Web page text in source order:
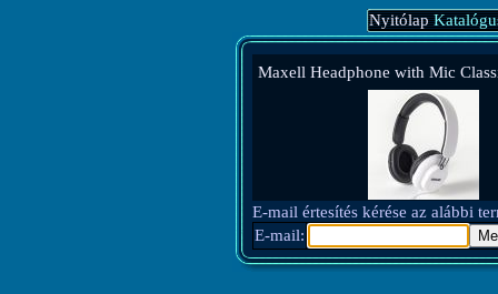
Nyitólap
Maxell Headphone with Mic
E-mail értesítés kérése az alábbi
E-mail: